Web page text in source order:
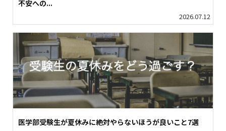
不安への...
2026.07.12
医学部受験生が夏休みに絶対やらないほうが良いこと7選